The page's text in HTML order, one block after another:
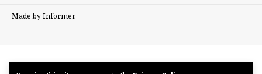
Made by Informer.